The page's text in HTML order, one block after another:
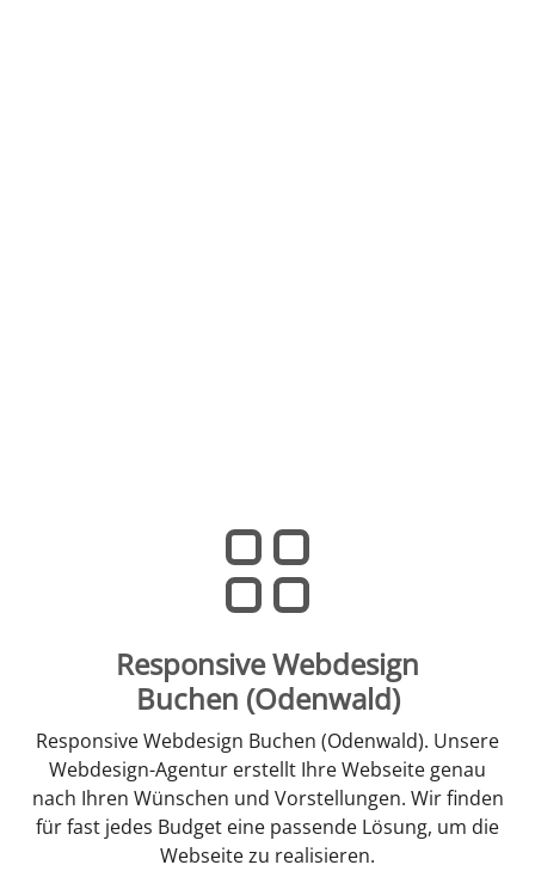
Responsive Webdesign
Buchen (Odenwald)
Responsive Webdesign Buchen (Odenwald). Unsere
Webdesign-Agentur erstellt Ihre Webseite genau
nach Ihren Wünschen und Vorstellungen. Wir finden
für fast jedes Budget eine passende Lösung, um die
Webseite zu realisieren.